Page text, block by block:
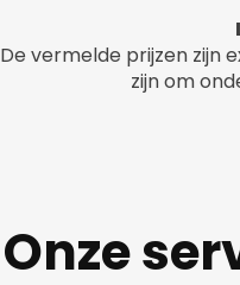
De vermelde prijzen zijn
zijn om
Onze